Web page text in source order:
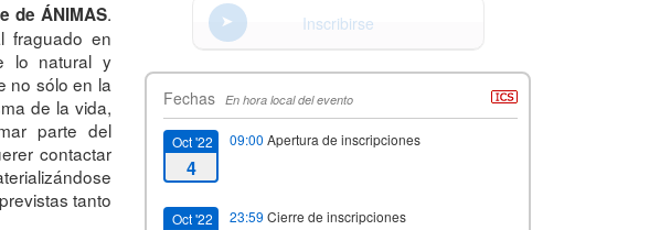
de ÁNIMAS.
fraguado en
lo natural y
no sólo en la
de la vida,
parte del
contactar
tanto
Inscribirse
Fechas En hora local del evento
Oct '22
4
09:00 Apertura de inscripciones
Oct '22 23:59 Cierre de inscripciones